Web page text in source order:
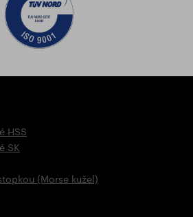
HSS
SK
(Morse kužel)